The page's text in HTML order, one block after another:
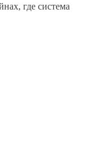
где система